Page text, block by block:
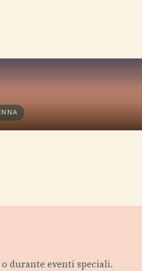
durante eventi speciali.